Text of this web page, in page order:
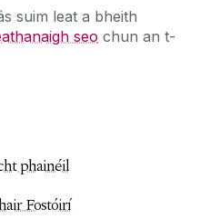
suim leat a bheith
seo chun an t-
phainéil
Fostóirí